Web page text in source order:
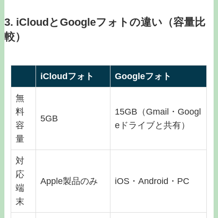
3. iCloudとGoogleフォトの違い（容量比
較）
iCloudフォト Googleフォト
無
料
容
量
5GB
15GB（Gmail・Googl
eドライブと共有）
対
応
端
末
Apple製品のみ iOS・Android・PC